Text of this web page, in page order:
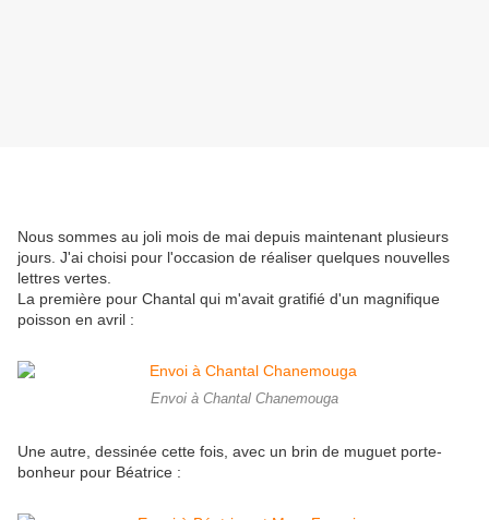
Nous sommes au joli mois de mai depuis maintenant plusieurs
jours. J'ai choisi pour l'occasion de réaliser quelques nouvelles
lettres vertes.
La première pour Chantal qui m'avait gratifié d'un magnifique
poisson en avril :
Envoi à Chantal Chanemouga
Une autre, dessinée cette fois, avec un brin de muguet porte-
bonheur pour Béatrice :